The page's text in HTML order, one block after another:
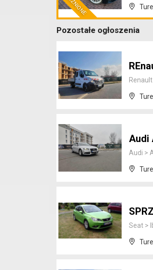
Pozostałe ogłoszenia
Renault
Audi
Audi >
Seat >